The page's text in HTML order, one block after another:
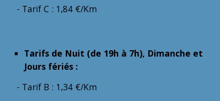
- Tarif C : 1,84 €/Km
Tarifs de Nuit (de 19h à 7h), Dimanche et
Jours fériés :
- Tarif B : 1,34 €/Km